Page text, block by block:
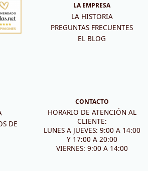
LA EMPRESA
LA HISTORIA
PREGUNTAS FRECUENTES
EL BLOG
DE
CONTACTO
HORARIO DE ATENCIÓN AL
CLIENTE:
LUNES A JUEVES: 9:00 A 14:00
Y 17:00 A 20:00
VIERNES: 9:00 A 14:00